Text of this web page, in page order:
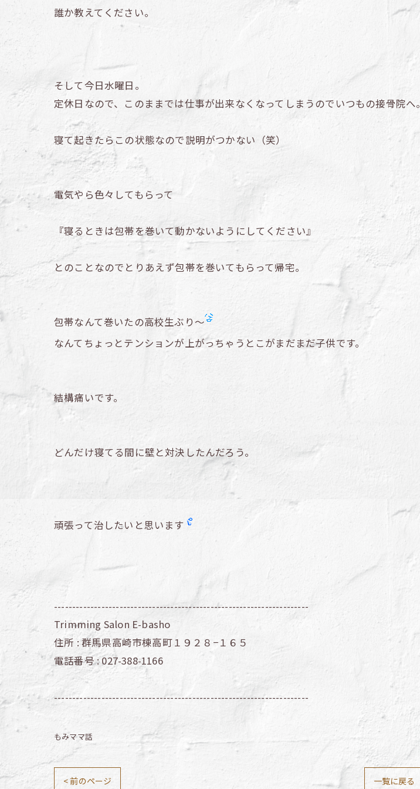
誰か教えてください。
そして今日水曜日。
定休日なので、このままでは仕事が出来なくなってしまうのでいつもの接骨院へ。
寝て起きたらこの状態なので説明がつかない（笑）
電気やら色々してもらって
『寝るときは包帯を巻いて動かないようにしてください』
とのことなのでとりあえず包帯を巻いてもらって帰宅。
包帯なんて巻いたの高校生ぶり～
なんてちょっとテンションが上がっちゃうとこがまだまだ子供です。
結構痛いです。
どんだけ寝てる間に壁と対決したんだろう。
頑張って治したいと思います
----------------------------------------------------------------------
Trimming Salon E-basho
住所 :群馬県高崎市棟高町１９２８−１６５
電話番号 :027-388-1166
----------------------------------------------------------------------
もみママ話
< 前のページ 一覧に戻る